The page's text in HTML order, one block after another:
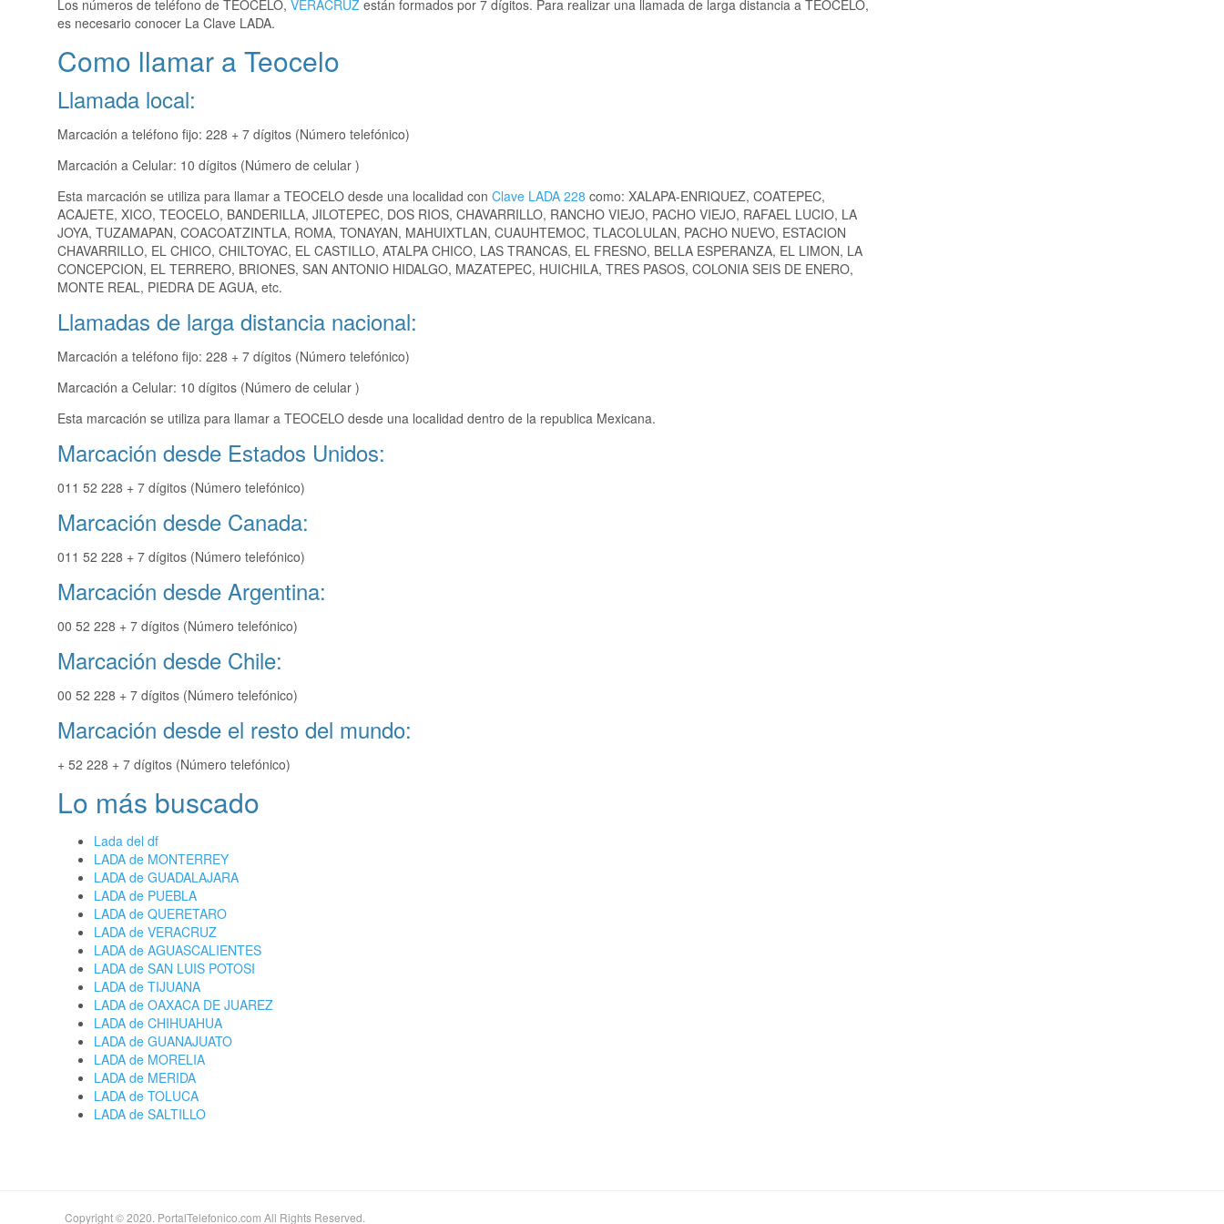
Los números de teléfono de TEOCELO, VERACRUZ están formados por 7 dígitos. Para realizar una llamada de larga distancia a TEOCELO,
es necesario conocer La Clave LADA.
Como llamar a Teocelo
Llamada local:
Marcación a teléfono fijo: 228 + 7 dígitos (Número telefónico)
Marcación a Celular: 10 dígitos (Número de celular )
Esta marcación se utiliza para llamar a TEOCELO desde una localidad con Clave LADA 228 como: XALAPA-ENRIQUEZ, COATEPEC,
ACAJETE, XICO, TEOCELO, BANDERILLA, JILOTEPEC, DOS RIOS, CHAVARRILLO, RANCHO VIEJO, PACHO VIEJO, RAFAEL LUCIO, LA
JOYA, TUZAMAPAN, COACOATZINTLA, ROMA, TONAYAN, MAHUIXTLAN, CUAUHTEMOC, TLACOLULAN, PACHO NUEVO, ESTACION
CHAVARRILLO, EL CHICO, CHILTOYAC, EL CASTILLO, ATALPA CHICO, LAS TRANCAS, EL FRESNO, BELLA ESPERANZA, EL LIMON, LA
CONCEPCION, EL TERRERO, BRIONES, SAN ANTONIO HIDALGO, MAZATEPEC, HUICHILA, TRES PASOS, COLONIA SEIS DE ENERO,
MONTE REAL, PIEDRA DE AGUA, etc.
Llamadas de larga distancia nacional:
Marcación a teléfono fijo: 228 + 7 dígitos (Número telefónico)
Marcación a Celular: 10 dígitos (Número de celular )
Esta marcación se utiliza para llamar a TEOCELO desde una localidad dentro de la republica Mexicana.
Marcación desde Estados Unidos:
011 52 228 + 7 dígitos (Número telefónico)
Marcación desde Canada:
011 52 228 + 7 dígitos (Número telefónico)
Marcación desde Argentina:
00 52 228 + 7 dígitos (Número telefónico)
Marcación desde Chile:
00 52 228 + 7 dígitos (Número telefónico)
Marcación desde el resto del mundo:
+ 52 228 + 7 dígitos (Número telefónico)
Lo más buscado
Lada del df
LADA de MONTERREY
LADA de GUADALAJARA
LADA de PUEBLA
LADA de QUERETARO
LADA de VERACRUZ
LADA de AGUASCALIENTES
LADA de SAN LUIS POTOSI
LADA de TIJUANA
LADA de OAXACA DE JUAREZ
LADA de CHIHUAHUA
LADA de GUANAJUATO
LADA de MORELIA
LADA de MERIDA
LADA de TOLUCA
LADA de SALTILLO
Copyright © 2020. PortalTelefonico.com All Rights Reserved.